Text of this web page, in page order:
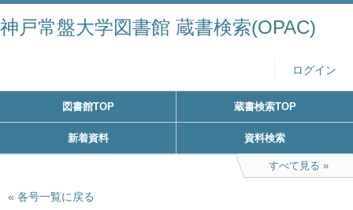
神戸常盤大学図書館 蔵書検索(OPAC)
ログイン
図書館TOP 蔵書検索TOP
新着資料 資料検索
すべて見る
各号一覧に戻る